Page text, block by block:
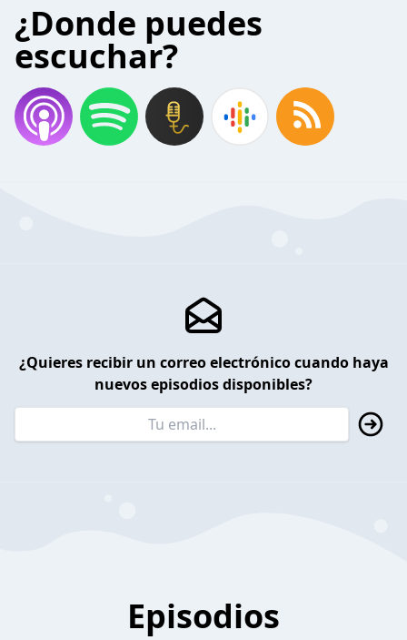
¿Donde puedes
escuchar?
¿Quieres recibir un correo electrónico cuando haya
nuevos episodios disponibles?
Episodios